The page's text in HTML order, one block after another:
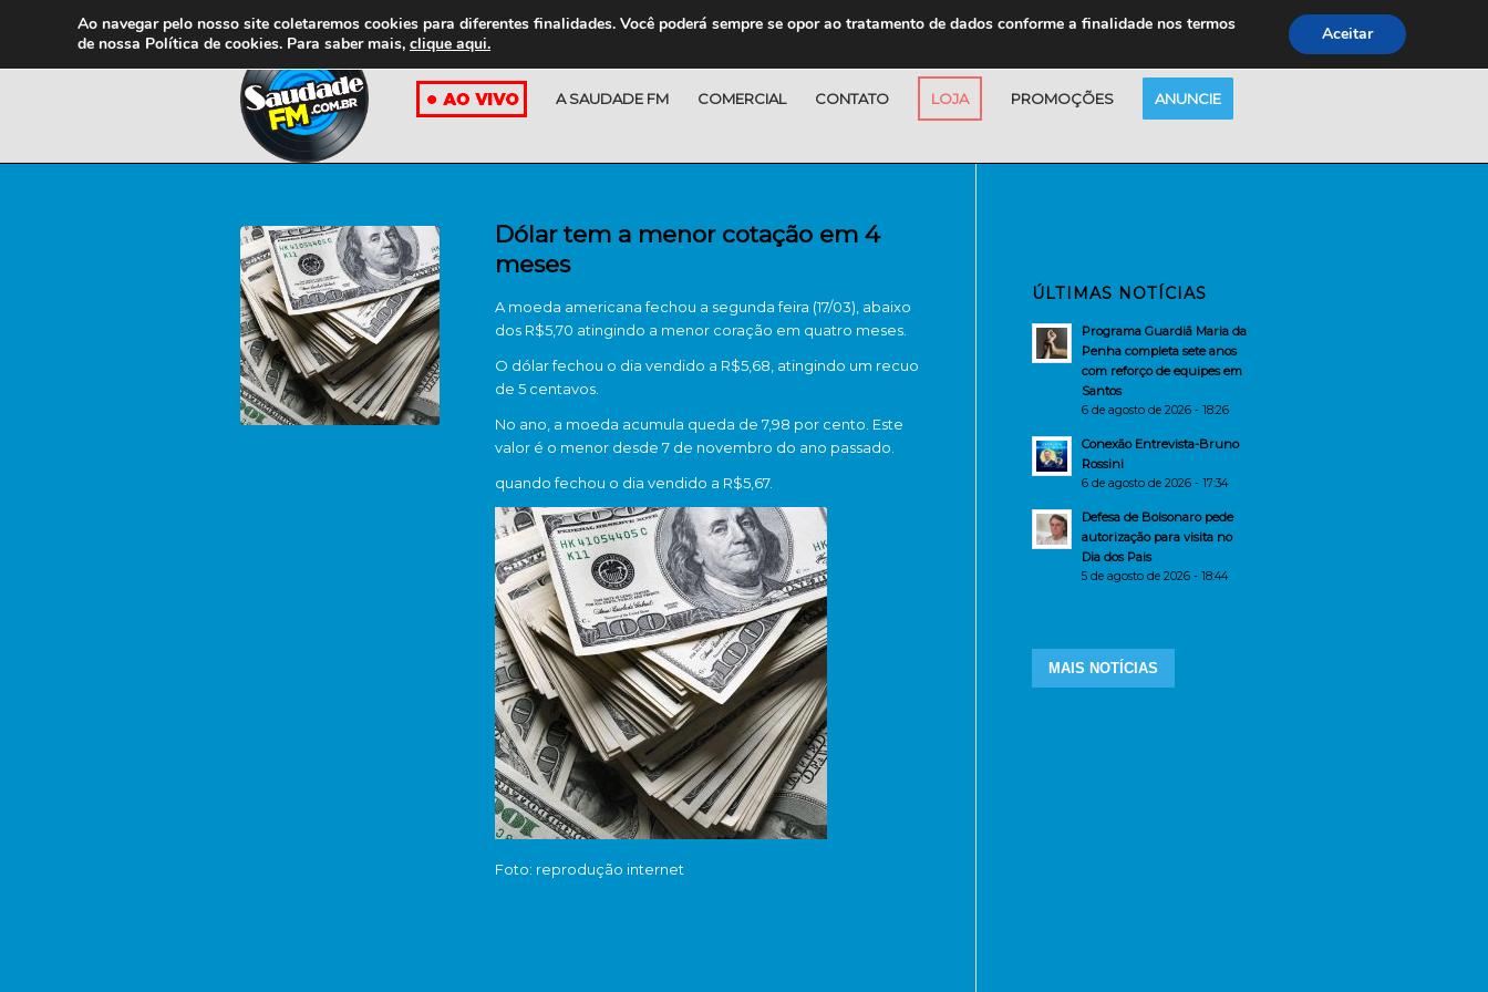
A SAUDADE FM COMERCIAL CONTATO LOJA PROMOÇÕES ANUNCIE
Dólar tem a menor cotação em 4
meses
A moeda americana fechou a segunda feira (17/03), abaixo
dos R$5,70 atingindo a menor coração em quatro meses.
O dólar fechou o dia vendido a R$5,68, atingindo um recuo
de 5 centavos.
No ano, a moeda acumula queda de 7,98 por cento. Este
valor é o menor desde 7 de novembro do ano passado.
quando fechou o dia vendido a R$5,67.
Foto: reprodução internet
ÚLTIMAS NOTÍCIAS
Programa Guardiã Maria da
Penha completa sete anos
com reforço de equipes em
Santos
6 de agosto de 2026 - 18:26
Conexão Entrevista-Bruno
Rossini
6 de agosto de 2026 - 17:34
Defesa de Bolsonaro pede
autorização para visita no
Dia dos Pais
5 de agosto de 2026 - 18:44
MAIS NOTÍCIAS
Ao navegar pelo nosso site coletaremos cookies para diferentes finalidades. Você poderá sempre se opor ao tratamento de dados conforme a finalidade nos termos
de nossa Política de cookies. Para saber mais, clique aqui. Aceitar